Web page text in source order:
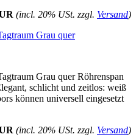
(incl. 20% USt. zzgl. Versand)
Grau quer
Grau quer Röhrenspan
schlicht und zeitlos: weiß
können universell eingesetzt
(incl. 20% USt. zzgl. Versand)